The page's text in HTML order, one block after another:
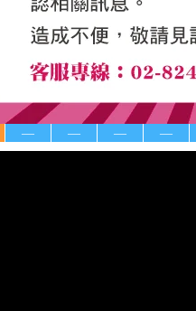
— — — —